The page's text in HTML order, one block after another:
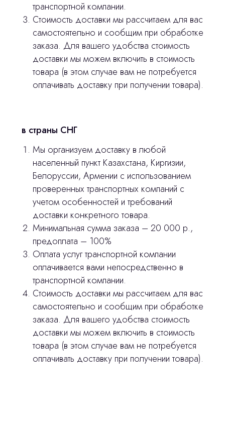
транспортной компании.
Стоимость доставки мы рассчитаем для вас
самостоятельно и сообщим при обработке
заказа. Для вашего удобства стоимость
доставки мы можем включить в стоимость
товара (в этом случае вам не потребуется
оплачивать доставку при получении товара).
в страны СНГ
Мы организуем доставку в любой
населенный пункт Казахстана, Киргизии,
Белоруссии, Армении с использованием
проверенных транспортных компаний с
учетом особенностей и требований
доставки конкретного товара.
Минимальная сумма заказа – 20 000 р.,
предоплата – 100%
Оплата услуг транспортной компании
оплачивается вами непосредственно в
транспортной компании.
Стоимость доставки мы рассчитаем для вас
самостоятельно и сообщим при обработке
заказа. Для вашего удобства стоимость
доставки мы можем включить в стоимость
товара (в этом случае вам не потребуется
оплачивать доставку при получении товара).
Остались вопросы
оставьте контакты, мы свяжемся и
ответим на все вопросы
© 2024 ЛС Дентал Групп
сделано
3D печать
Лицензирование
Изготовление хирургических шаблонов
Политика конфиденциальности
Контакты
stasicus